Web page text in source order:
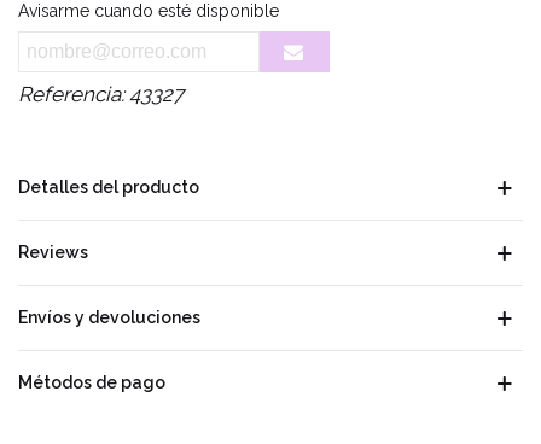
Avisarme cuando esté disponible
Referencia: 43327
Detalles del producto
Reviews
Envíos y devoluciones
Métodos de pago